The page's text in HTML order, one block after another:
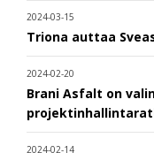
2024-03-15
Triona auttaa
2024-02-20
Brani Asfalt on
2024-02-14